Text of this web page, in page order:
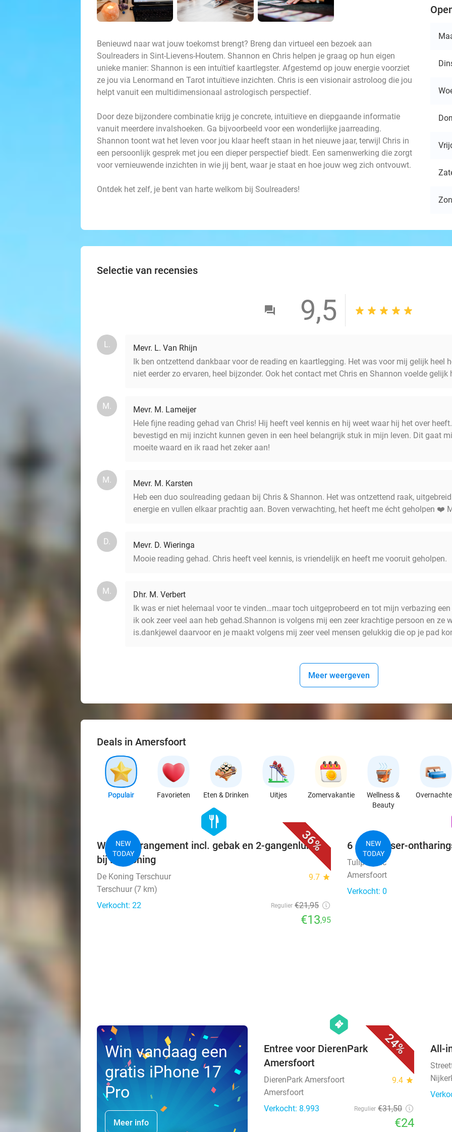
Benieuwd naar wat jouw toekomst brengt? Breng dan virtueel een bezoek aan
Soulreaders in Sint-Lievens-Houtem. Shannon en Chris helpen je graag op hun eigen
unieke manier: Shannon is een intuïtief kaartlegster. Afgestemd op jouw energie voorziet
ze jou via Lenormand en Tarot intuïtieve inzichten. Chris is een visionair astroloog die jou
helpt vanuit een multidimensionaal astrologisch perspectief.
Door deze bijzondere combinatie krijg je concrete, intuïtieve en diepgaande informatie
vanuit meerdere invalshoeken. Ga bijvoorbeeld voor een wonderlijke jaarreading.
Shannon toont wat het leven voor jou klaar heeft staan in het nieuwe jaar, terwijl Chris in
een persoonlijk gesprek met jou een dieper perspectief biedt. Een samenwerking die zorgt
voor vernieuwende inzichten in wie jij bent, waar je staat en hoe jouw weg zich ontvouwt.
Ontdek het zelf, je bent van harte welkom bij Soulreaders!
Selectie van recensies
9,5
L.
Mevr. L. Van Rhijn
Ik ben ontzettend dankbaar voor de reading en kaartlegging. Het was voor mij gelijk heel
niet eerder zo ervaren, heel bijzonder. Ook het contact met Chris en Shannon voelde
M.
Mevr. M. Lameijer
Hele fijne reading gehad van Chris! Hij heeft veel kennis en hij weet waar hij het over
bevestigd en mij inzicht kunnen geven in een heel belangrijk stuk in mijn leven. Dit gaat
moeite waard en ik raad het zeker aan!
M.
Mevr. M. Karsten
Heb een duo soulreading gedaan bij Chris & Shannon. Het was ontzettend raak,
energie en vullen elkaar prachtig aan. Boven verwachting, het heeft me écht geholpen ❤️
D.
Mevr. D. Wieringa
Mooie reading gehad. Chris heeft veel kennis, is vriendelijk en heeft me vooruit geholpen.
M.
Dhr. M. Verbert
Ik was er niet helemaal voor te vinden…maar toch uitgeprobeerd en tot mijn verbazing
ik ook zeer veel aan heb gehad.Shannon is volgens mij een zeer krachtige persoon en ze
is.dankjewel daarvoor en je maakt volgens mij zeer veel mensen gelukkig die op je pad
Meer weergeven
Deals in Amersfoort
Populair Favorieten Eten & Drinken Uitjes Zomervakantie
Wellness &
Beauty
36%
NEW
TODAY
hexagon
food
Wandelarrangement incl. gebak en 2-gangenlunch
bij De Koning
De Koning Terschuur 9.7 star
Terschuur (7 km)
Verkocht: 22
Regulier €21,95
€13,95
NEW
TODAY
6 diode laser-
Tulip Clinic
Amersfoort
Verkocht: 0
Win vandaag een
gratis iPhone 17
Pro
Meer info
24%
hexagon
events
Entree voor DierenPark
Amersfoort
DierenPark Amersfoort 9.4 star
Amersfoort
Verkocht: 8.993
Regulier €31,50
€24
All-